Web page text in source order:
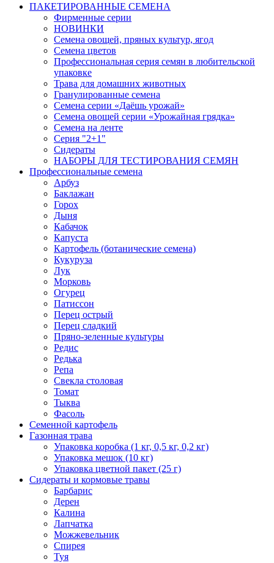
ПАКЕТИРОВАННЫЕ СЕМЕНА
Фирменные серии
НОВИНКИ
Семена овощей, пряных культур, ягод
Семена цветов
Профессиональная серия семян в любительской
упаковке
Трава для домашних животных
Гранулированные семена
Семена серии «Даёшь урожай»
Семена овощей серии «Урожайная грядка»
Семена на ленте
Серия "2+1"
Сидераты
НАБОРЫ ДЛЯ ТЕСТИРОВАНИЯ СЕМЯН
Профессиональные семена
Арбуз
Баклажан
Горох
Дыня
Кабачок
Капуста
Картофель (ботанические семена)
Кукуруза
Лук
Морковь
Огурец
Патиссон
Перец острый
Перец сладкий
Пряно-зеленные культуры
Редис
Редька
Репа
Свекла столовая
Томат
Тыква
Фасоль
Семенной картофель
Газонная трава
Упаковка коробка (1 кг, 0,5 кг, 0,2 кг)
Упаковка мешок (10 кг)
Упаковка цветной пакет (25 г)
Сидераты и кормовые травы
Барбарис
Дерен
Калина
Лапчатка
Можжевельник
Спирея
Туя